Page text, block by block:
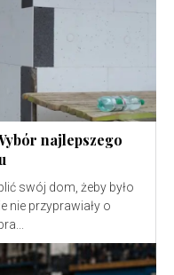
najlepszego
swój dom, żeby było
nie przyprawiały o